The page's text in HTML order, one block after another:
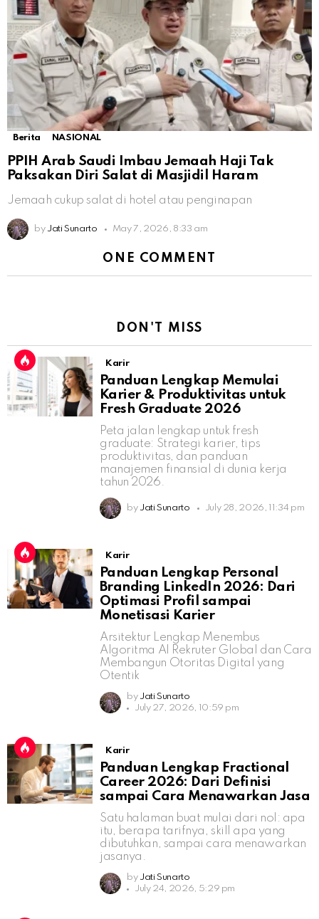
Berita NASIONAL
PPIH Arab Saudi Imbau Jemaah Haji Tak
Paksakan Diri Salat di Masjidil Haram
Jemaah cukup salat di hotel atau penginapan
by Jati Sunarto May 7, 2026, 8:33 am
ONE COMMENT
DON'T MISS
Karir
Panduan Lengkap Memulai
Karier & Produktivitas untuk
Fresh Graduate 2026
Peta jalan lengkap untuk fresh
graduate: Strategi karier, tips
produktivitas, dan panduan
manajemen finansial di dunia kerja
tahun 2026.
by Jati Sunarto July 28, 2026, 11:34 pm
Karir
Panduan Lengkap Personal
Branding LinkedIn 2026: Dari
Optimasi Profil sampai
Monetisasi Karier
Arsitektur Lengkap Menembus
Algoritma AI Rekruter Global dan Cara
Membangun Otoritas Digital yang
Otentik
by Jati Sunarto
July 27, 2026, 10:59 pm
Karir
Panduan Lengkap Fractional
Career 2026: Dari Definisi
sampai Cara Menawarkan Jasa
Satu halaman buat mulai dari nol: apa
itu, berapa tarifnya, skill apa yang
dibutuhkan, sampai cara menawarkan
jasanya.
by Jati Sunarto
July 24, 2026, 5:29 pm